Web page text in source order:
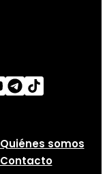
Quiénes somos
Contacto